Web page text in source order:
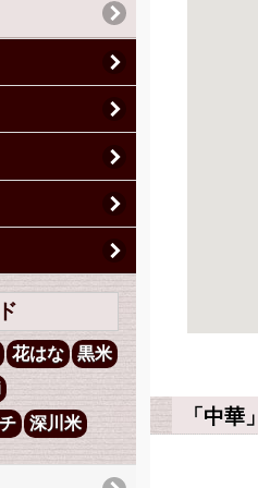
「中華
花はな
黒米
深川米